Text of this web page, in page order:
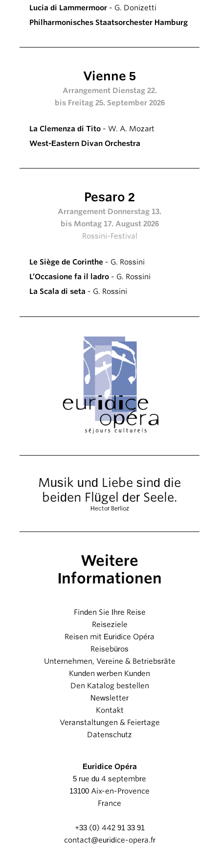
Lucia di Lammermoor - G. Donizetti
Philharmonisches Staatsorchester Hamburg
Vienne 5
Arrangement Dienstag 22.
bis Freitag 25. September 2026
La Clemenza di Tito - W. A. Mozart
West-Eastern Divan Orchestra
Pesaro 2
Arrangement Donnerstag 13.
bis Montag 17. August 2026
Rossini-Festival
Le Siège de Corinthe - G. Rossini
L’Occasione fa il ladro - G. Rossini
La Scala di seta - G. Rossini
Musik und Liebe sind die
beiden Flügel der Seele.
Hector Berlioz
Weitere
Informationen
Finden Sie Ihre Reise
Reiseziele
Reisen mit Euridice Opéra
Reisebüros
Unternehmen, Vereine & Betriebsräte
Kunden werben Kunden
Den Katalog bestellen
Newsletter
Kontakt
Veranstaltungen & Feiertage
Datenschutz
Euridice Opéra
5 rue du 4 septembre
13100 Aix-en-Provence
France
+33 (0) 442 91 33 91
contact@euridice-opera.fr